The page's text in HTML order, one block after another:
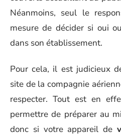
Néanmoins, seul le
mesure de décider si oui
dans son établissement.
Pour cela, il est judicieux
site de la compagnie
respecter. Tout est en
permettre de préparer au
donc si votre appareil de